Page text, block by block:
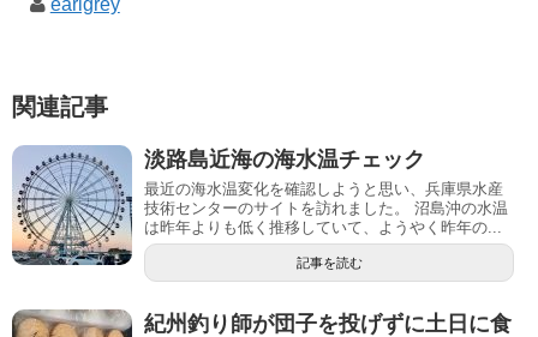
earlgrey
関連記事
淡路島近海の海水温チェック
最近の海水温変化を確認しようと思い、兵庫県水産
技術センターのサイトを訪れました。 沼島沖の水温
は昨年よりも低く推移していて、ようやく昨年の...
記事を読む
紀州釣り師が団子を投げずに土日に食